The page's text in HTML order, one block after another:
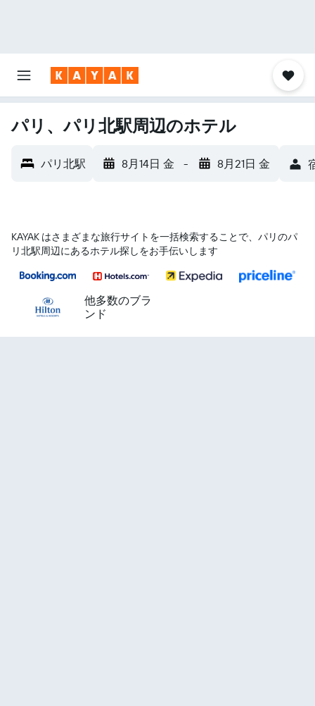
パリ、パリ北駅周辺のホテル
パリ北駅 8月14日 金 - 8月21日 金
KAYAK はさまざまな旅行サイトを一括検索することで、パリ​のパ
リ北駅​周辺にあるホテル探しをお手伝いします
他多数のブラ
ンド